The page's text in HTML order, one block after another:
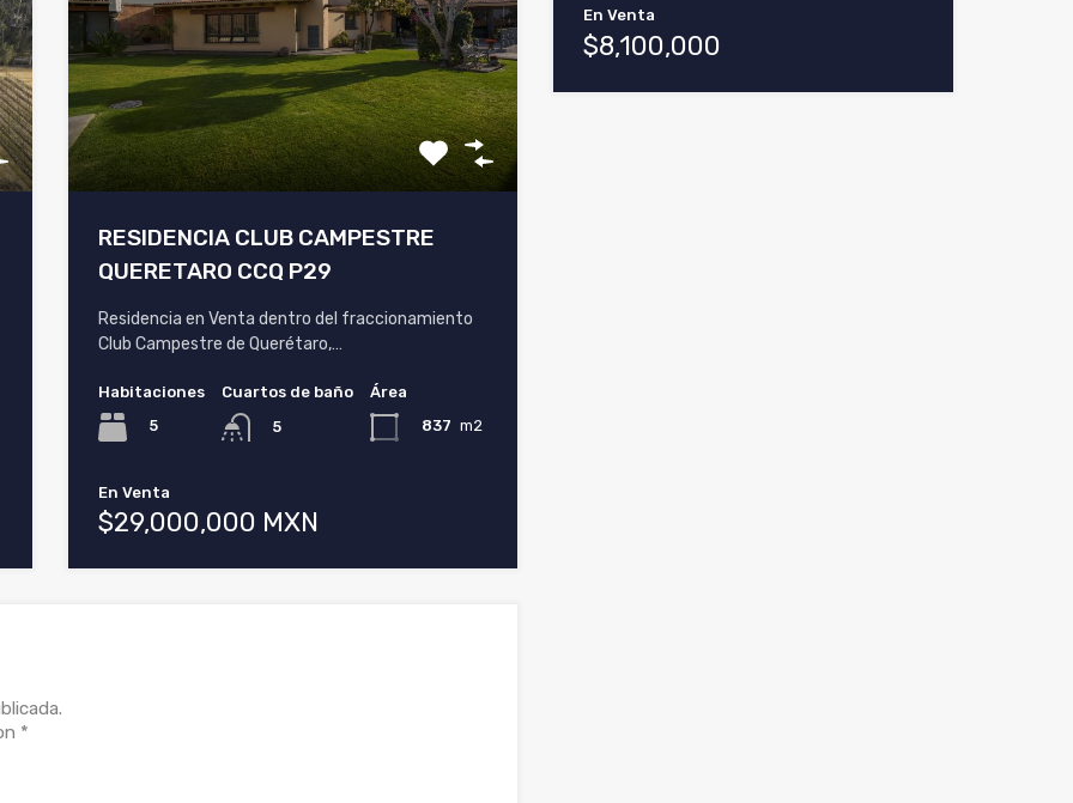
RESIDENCIA CLUB CAMPESTRE
QUERETARO CCQ P29
Residencia en Venta dentro del fraccionamiento
Club Campestre de Querétaro,…
Habitaciones
5
Cuartos de baño
5
Área
837 m2
En Venta
$29,000,000 MXN
*
En Venta
$8,100,000